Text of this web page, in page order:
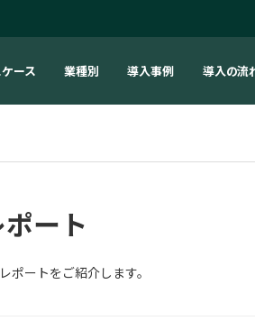
ース 業種別 導入事例 導入の流
ート
ポートをご紹介します。